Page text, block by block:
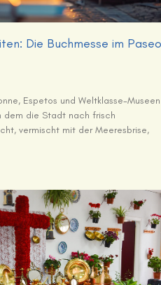
Die Buchmesse im
Espetos und Weltklasse-
dem die Stadt nach frisch
vermischt mit der Meeresbrise,